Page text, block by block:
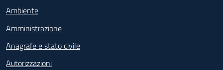
Ambiente
Amministrazione
Anagrafe e stato civile
Autorizzazioni